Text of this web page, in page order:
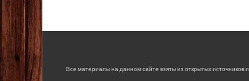
Все материалы на данном сайте взяты из открытых источников и